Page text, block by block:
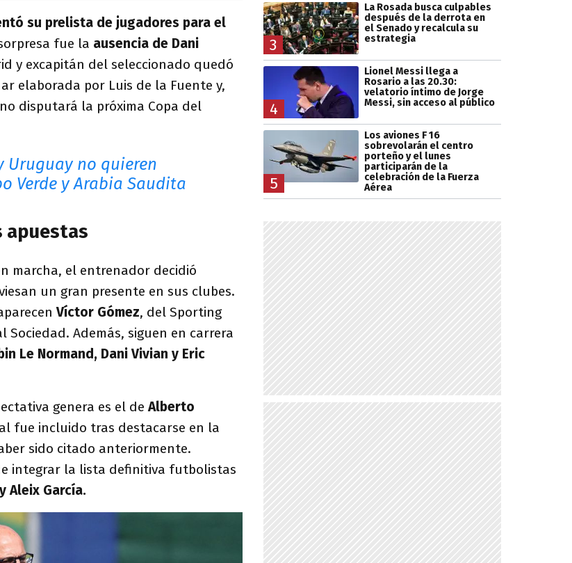
su prelista de jugadores para el
fue la ausencia de Dani
y excapitán del seleccionado quedó
elaborada por Luis de la Fuente y,
disputará la próxima Copa del
Uruguay no quieren
Verde y Arabia Saudita
apuestas
marcha, el entrenador decidió
un gran presente en sus clubes.
Víctor Gómez, del Sporting
Sociedad. Además, siguen en carrera
Le Normand, Dani Vivian y Eric
genera es el deAlberto
fue incluido tras destacarse en la
sido citado anteriormente.
integrar la lista definitiva futbolistas
Aleix García.
3
La Rosada busca culpables
después de la derrota en
el Senado y recalcula su
estrategia
4
Lionel Messi llega a
Rosario a las 20.30:
velatorio íntimo de Jorge
Messi, sin acceso al público
5
Los aviones F 16
sobrevolarán el centro
porteño y el lunes
participarán de la
celebración de la Fuerza
Aérea